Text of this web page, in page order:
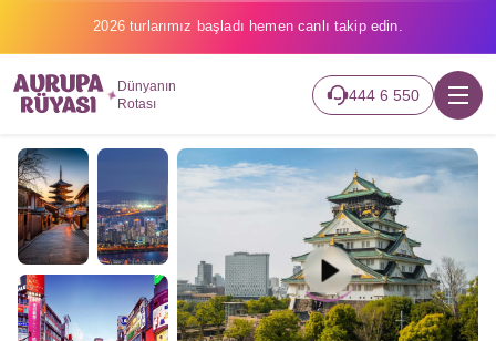
2026 turlarımız başladı hemen canlı takip edin.
Dünyanın
Rotası
444 6 550